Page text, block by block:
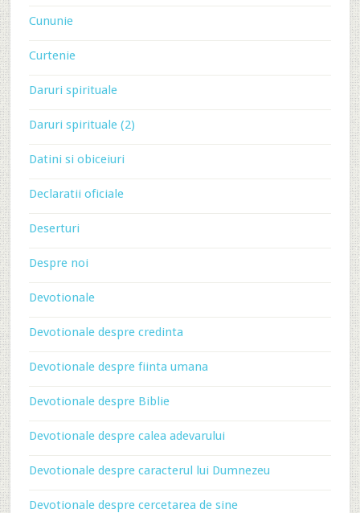
Cununie
Curtenie
Daruri spirituale
Daruri spirituale (2)
Datini si obiceiuri
Declaratii oficiale
Deserturi
Despre noi
Devotionale
Devotionale despre credinta
Devotionale despre fiinta umana
Devotionale despre Biblie
Devotionale despre calea adevarului
Devotionale despre caracterul lui Dumnezeu
Devotionale despre cercetarea de sine